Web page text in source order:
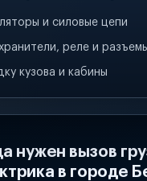
и силовые цепи
реле и
кузова и кабины
нужен вызов
в городе